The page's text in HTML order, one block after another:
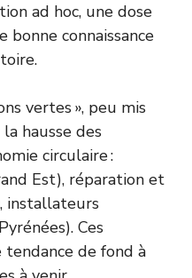
ad hoc, une dose
bonne connaissance
vertes », peu mis
hausse des
circulaire :
Est), réparation et
installateurs
Ces
de fond à